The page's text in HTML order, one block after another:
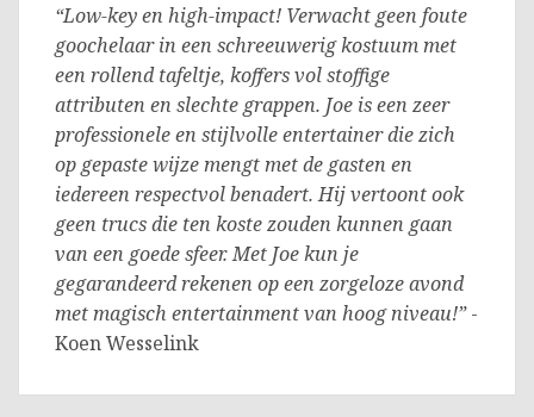
“Low-key en high-impact! Verwacht geen foute
goochelaar in een schreeuwerig kostuum met
een rollend tafeltje, koffers vol stoffige
attributen en slechte grappen. Joe is een zeer
professionele en stijlvolle entertainer die zich
op gepaste wijze mengt met de gasten en
iedereen respectvol benadert. Hij vertoont ook
geen trucs die ten koste zouden kunnen gaan
van een goede sfeer. Met Joe kun je
gegarandeerd rekenen op een zorgeloze avond
met magisch entertainment van hoog niveau!”-
Koen Wesselink